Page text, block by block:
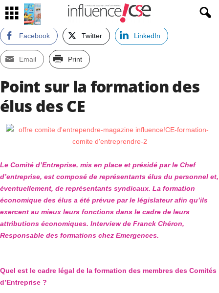
Facebook Twitter LinkedIn
Email Print
Point sur la formation des
élus des CE
Le Comité d’Entreprise, mis en place et présidé par le Chef
d’entreprise, est composé de représentants élus du personnel et,
éventuellement, de représentants syndicaux. La formation
économique des élus a été prévue par le législateur afin qu’ils
exercent au mieux leurs fonctions dans le cadre de leurs
attributions économiques. Interview de Franck Chéron,
Responsable des formations chez Emergences.
Quel est le cadre légal de la formation des membres des Comités
d’Entreprise ?